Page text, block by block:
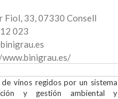
Fiol, 33, 07330 Consell
023
de vinos regidos por un sistema
y gestión ambiental y